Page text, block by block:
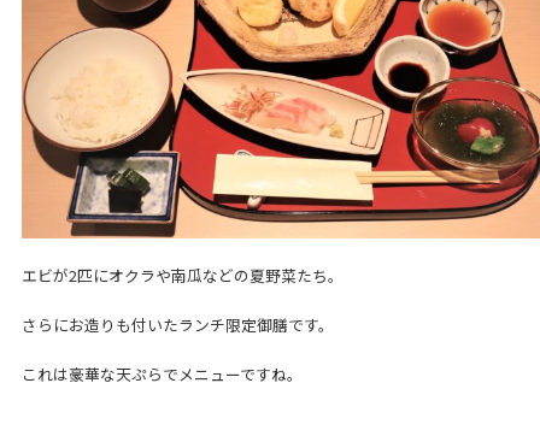
エビが2匹にオクラや南瓜などの夏野菜たち。
さらにお造りも付いたランチ限定御膳です。
これは豪華な天ぷらでメニューですね。